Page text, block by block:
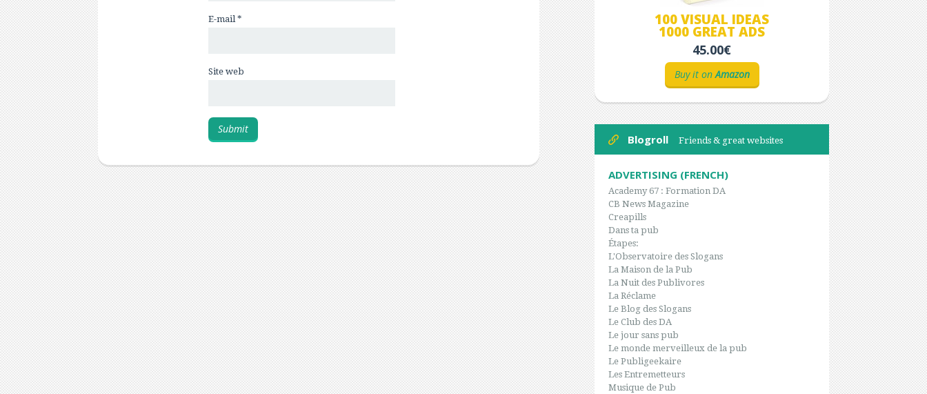
E-mail*
Site web
100 VISUAL IDEAS
1000 GREAT ADS
45.00€
Buy it onAmazon
Blogroll Friends & great websites
ADVERTISING (FRENCH)
Academy 67 : Formation DA
CB News Magazine
Creapills
Dans ta pub
Étapes:
L'Observatoire des Slogans
La Maison de la Pub
La Nuit des Publivores
La Réclame
Le Blog des Slogans
Le Club des DA
Le jour sans pub
Le monde merveilleux de la pub
Le Publigeekaire
Les Entremetteurs
Musique de Pub